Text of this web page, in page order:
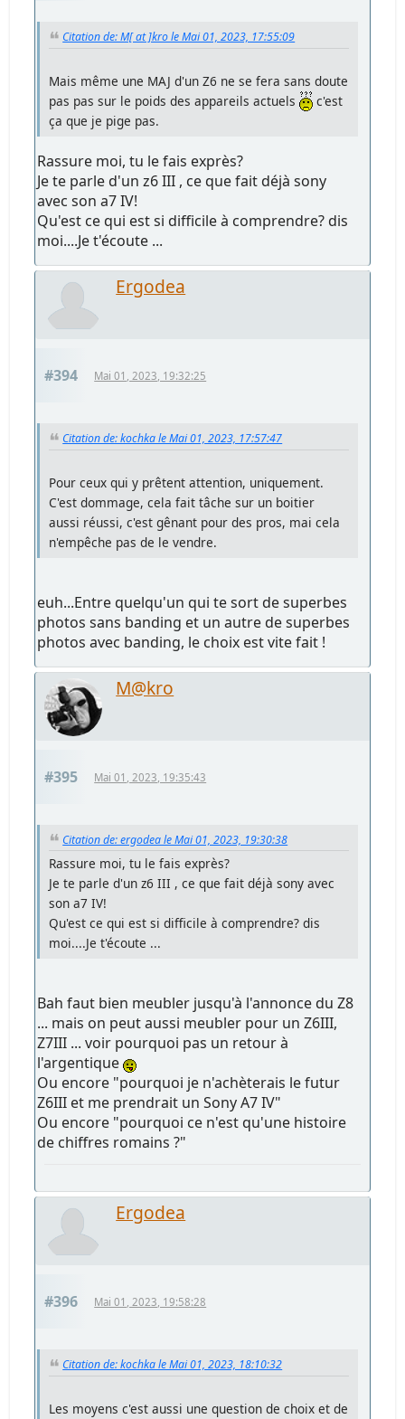
Citation de: M[ at ]kro le Mai 01, 2023, 17:55:09
Mais même une MAJ d'un Z6 ne se fera sans doute
pas pas sur le poids des appareils actuels
c'est
ça que je pige pas.
Rassure moi, tu le fais exprès?
Je te parle d'un z6 III , ce que fait déjà sony
avec son a7 IV!
Qu'est ce qui est si difficile à comprendre? dis
moi....Je t'écoute ...
Ergodea
#394 Mai 01, 2023, 19:32:25
Citation de: kochka le Mai 01, 2023, 17:57:47
Pour ceux qui y prêtent attention, uniquement.
C'est dommage, cela fait tâche sur un boitier
aussi réussi, c'est gênant pour des pros, mai cela
n'empêche pas de le vendre.
euh...Entre quelqu'un qui te sort de superbes
photos sans banding et un autre de superbes
photos avec banding, le choix est vite fait !
M@kro
#395 Mai 01, 2023, 19:35:43
Citation de: ergodea le Mai 01, 2023, 19:30:38
Rassure moi, tu le fais exprès?
Je te parle d'un z6 III , ce que fait déjà sony avec
son a7 IV!
Qu'est ce qui est si difficile à comprendre? dis
moi....Je t'écoute ...
Bah faut bien meubler jusqu'à l'annonce du Z8
... mais on peut aussi meubler pour un Z6III,
Z7III ... voir pourquoi pas un retour à
l'argentique
Ou encore "pourquoi je n'achèterais le futur
Z6III et me prendrait un Sony A7 IV"
Ou encore "pourquoi ce n'est qu'une histoire
de chiffres romains ?"
Ergodea
#396 Mai 01, 2023, 19:58:28
Citation de: kochka le Mai 01, 2023, 18:10:32
Les moyens c'est aussi une question de choix et de